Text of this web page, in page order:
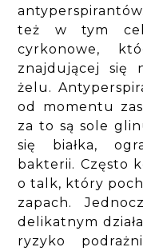
też w tym
cyrkonowe,
znajdującej się
żelu.
od momentu
za to są sole
się białka,
bakterii. Często
o talk, który
zapach.
delikatnym
ryzyko